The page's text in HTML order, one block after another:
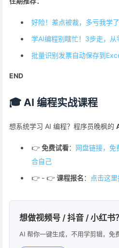
好险！差点被裁，多亏我学
学AI编程别瞎忙！3步走，从
批量识别发票自动保存到
END
🎓 AI 编程实战课程
想系统学习 AI 编程？程序员晚枫的
👉 免费试看： 网盘链接，免
合自己
👉 - 👉 课程报名： 点击这
想做视频号 / 抖音 / 小红书？
AI 帮你一键生成，不用学剪辑，免